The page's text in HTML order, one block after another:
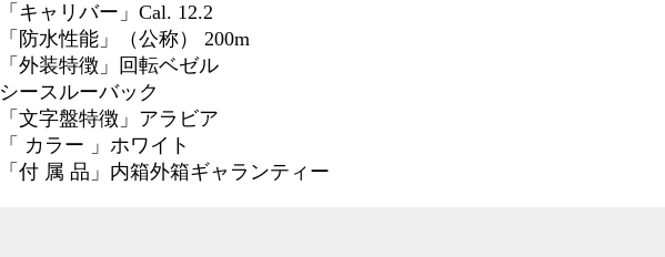
「キャリバー」Cal. 12.2
「防水性能」（公称）
200m
「外装特徴」回転ベゼル
シースルーバック
「文字盤特徴」アラビア
「 カラー 」ホワイト
「付 属 品」内箱外箱ギャランティー